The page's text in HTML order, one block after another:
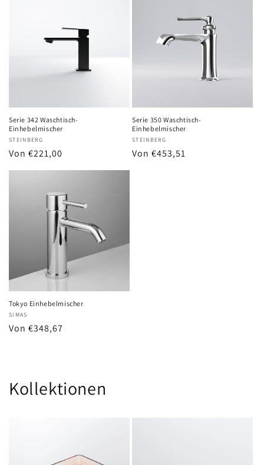
Serie 342 Waschtisch-
Einhebelmischer
Anbieter:
STEINBERG
Normaler
Von €221,00
Serie 350 Waschtisch-
Einhebelmischer
Anbieter:
STEINBERG
Normaler
Von €453,51
Tokyo Einhebelmischer
Anbieter:
SIMAS
Normaler
Von €348,67
Kollektionen